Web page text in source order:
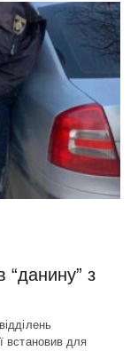
“данину” з
встановив для